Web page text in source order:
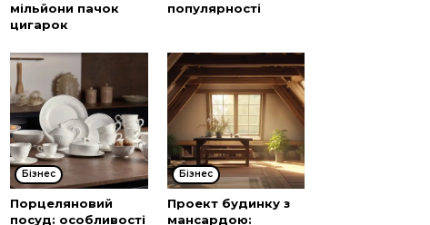
мільйони пачок
цигарок
популярності
Бізнес
Порцеляновий
посуд: особливості
Бізнес
Проект будинку з
мансардою: